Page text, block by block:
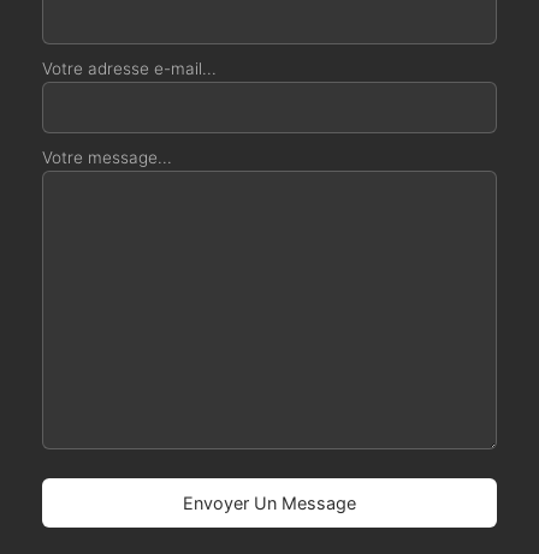
Votre adresse e-mail...
Votre message...